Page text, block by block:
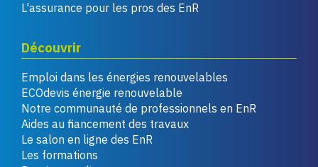
L'assurance pour les pros des EnR
Découvrir
Emploi dans les énergies renouvelables
ECOdevis énergie renouvelable
Notre communauté de professionnels en EnR
Aides au financement des travaux
Le salon en ligne des EnR
Les formations